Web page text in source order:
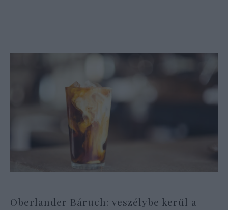
Oberlander Báruch: veszélybe kerül a